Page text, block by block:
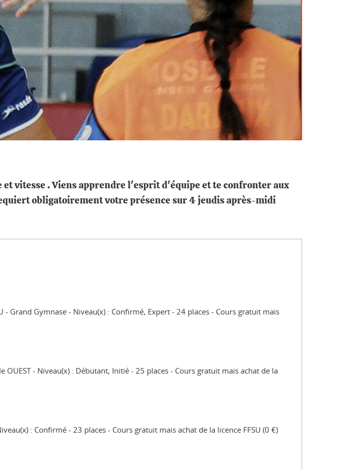
vitesse . Viens apprendre l'esprit d'équipe et te confronter aux
obligatoirement votre présence sur 4 jeudis après-midi
- Grand Gymnase Niveau(x) : Confirmé, Expert 24 places
Cours gratuit mais
OUEST Niveau(x) : Débutant, Initié 25 places
Cours gratuit mais achat de la
: Confirmé 23 places Cours gratuit mais achat de la licence FFSU (0 €)